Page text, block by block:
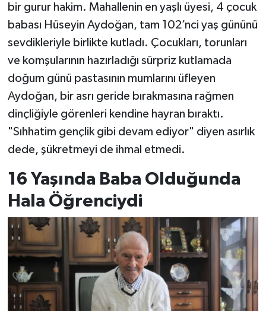
bir gurur hakim. Mahallenin en yaşlı üyesi, 4 çocuk
babası Hüseyin Aydoğan, tam 102’nci yaş gününü
sevdikleriyle birlikte kutladı. Çocukları, torunları
ve komşularının hazırladığı sürpriz kutlamada
doğum günü pastasının mumlarını üfleyen
Aydoğan, bir asrı geride bırakmasına rağmen
dinçliğiyle görenleri kendine hayran bıraktı.
"Sıhhatim gençlik gibi devam ediyor" diyen asırlık
dede, şükretmeyi de ihmal etmedi.
16 Yaşında Baba Olduğunda
Hala Öğrenciydi